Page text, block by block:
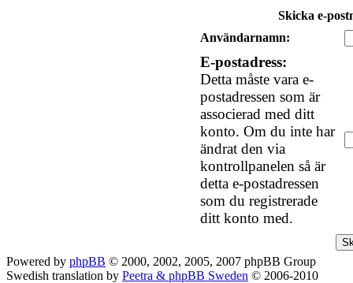
Skicka e-
Användarnamn:
E-postadress:
Detta måste vara e-
postadressen som är
associerad med ditt
konto. Om du inte har
ändrat den via
kontrollpanelen så är
detta e-postadressen
som du registrerade
ditt konto med.
Powered by phpBB © 2000, 2002, 2005, 2007 phpBB Group
Swedish translation by Peetra & phpBB Sweden © 2006-2010